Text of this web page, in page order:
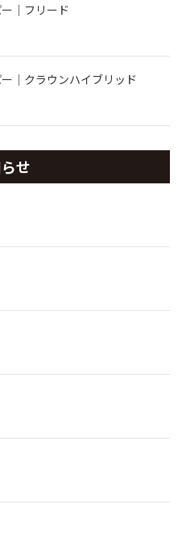
｜フリード
｜クラウンハイブリッド
せ